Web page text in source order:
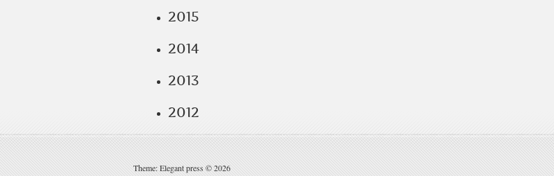
2015
2014
2013
2012
Theme: Elegant press © 2026